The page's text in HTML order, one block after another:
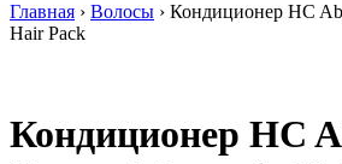
Главная › Волосы › Кондиционер HC
Hair Pack
Кондиционер HC